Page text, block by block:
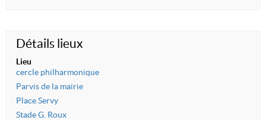
Détails lieux
Lieu
cercle philharmonique
Parvis de la mairie
Place Servy
Stade G. Roux